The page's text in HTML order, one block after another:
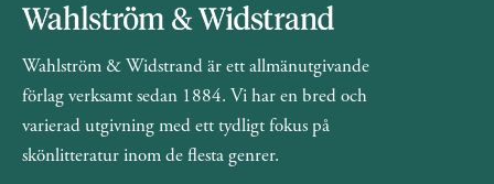
Wahlström & Widstrand är ett allmänutgivande
förlag verksamt sedan 1884. Vi har en bred och
varierad utgivning med ett tydligt fokus på
skönlitteratur inom de flesta genrer.